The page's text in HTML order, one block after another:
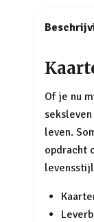
Of je nu
leven.
opdracht